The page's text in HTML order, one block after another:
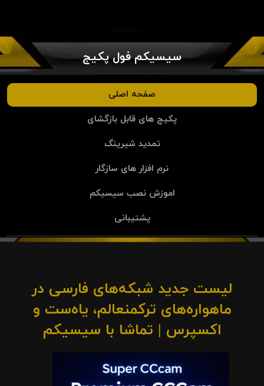
سیسیکم فول پکیج
صفحه اصلی
پکیج های قابل بازگشای
تمدید شیرینگ
نرم افزار های سازگار
اموزش نصب سیسیکم
پشتیبانی
لیست جدید شبکه‌های فارسی در
ماهواره‌های ترکمنعالم، یاه‌ست و
اکسپرس | تماشا با سیسیکم